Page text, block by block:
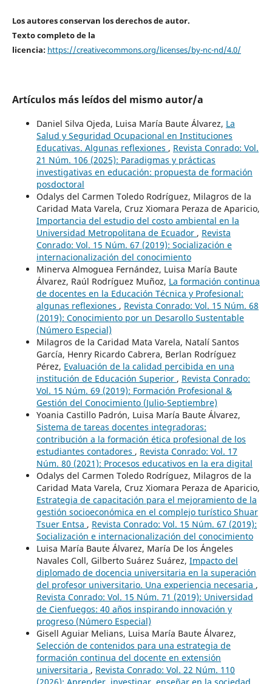
Los autores conservan los derechos de autor.
Texto completo de la
licencia: https://creativecommons.org/licenses/by-nc-nd/4.0/
Artículos más leídos del mismo autor/a
Daniel Silva Ojeda, Luisa María Baute Álvarez, La
Salud y Seguridad Ocupacional en Instituciones
Educativas. Algunas reflexiones , Revista Conrado: Vol.
21 Núm. 106 (2025): Paradigmas y prácticas
investigativas en educación: propuesta de formación
posdoctoral
Odalys del Carmen Toledo Rodríguez, Milagros de la
Caridad Mata Varela, Cruz Xiomara Peraza de Aparicio,
Importancia del estudio del costo ambiental en la
Universidad Metropolitana de Ecuador , Revista
Conrado: Vol. 15 Núm. 67 (2019): Socialización e
internacionalización del conocimiento
Minerva Almoguea Fernández, Luisa María Baute
Álvarez, Raúl Rodríguez Muñoz, La formación continua
de docentes en la Educación Técnica y Profesional:
algunas reflexiones , Revista Conrado: Vol. 15 Núm. 68
(2019): Conocimiento por un Desarollo Sustentable
(Número Especial)
Milagros de la Caridad Mata Varela, Natalí Santos
García, Henry Ricardo Cabrera, Berlan Rodríguez
Pérez, Evaluación de la calidad percibida en una
institución de Educación Superior , Revista Conrado:
Vol. 15 Núm. 69 (2019): Formación Profesional &
Gestión del Conocimiento (Julio-Septiembre)
Yoania Castillo Padrón, Luisa María Baute Álvarez,
Sistema de tareas docentes integradoras:
contribución a la formación ética profesional de los
estudiantes contadores , Revista Conrado: Vol. 17
Núm. 80 (2021): Procesos educativos en la era digital
Odalys del Carmen Toledo Rodríguez, Milagros de la
Caridad Mata Varela, Cruz Xiomara Peraza de Aparicio,
Estrategia de capacitación para el mejoramiento de la
gestión socioeconómica en el complejo turístico Shuar
Tsuer Entsa , Revista Conrado: Vol. 15 Núm. 67 (2019):
Socialización e internacionalización del conocimiento
Luisa María Baute Álvarez, María De los Ángeles
Navales Coll, Gilberto Suárez Suárez, Impacto del
diplomado de docencia universitaria en la superación
del profesor universitario. Una experiencia necesaria ,
Revista Conrado: Vol. 15 Núm. 71 (2019): Universidad
de Cienfuegos: 40 años inspirando innovación y
progreso (Número Especial)
Gisell Aguiar Melians, Luisa María Baute Álvarez,
Selección de contenidos para una estrategia de
formación continua del docente en extensión
universitaria , Revista Conrado: Vol. 22 Núm. 110
(2026): Aprender, investigar, enseñar en la sociedad